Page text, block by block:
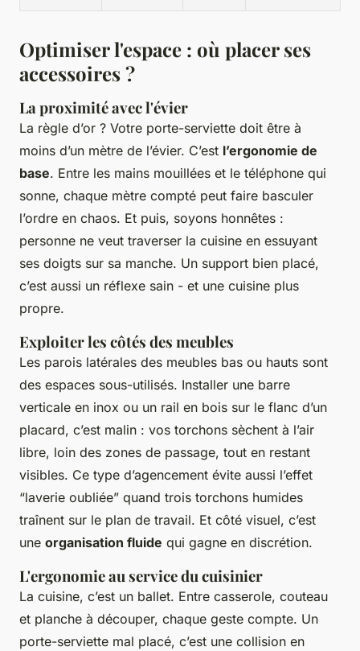
Optimiser l'espace : où placer ses
accessoires ?
La proximité avec l'évier
La règle d’or ? Votre porte-serviette doit être à
moins d’un mètre de l’évier. C’est l’ergonomie de
base. Entre les mains mouillées et le téléphone qui
sonne, chaque mètre compté peut faire basculer
l’ordre en chaos. Et puis, soyons honnêtes :
personne ne veut traverser la cuisine en essuyant
ses doigts sur sa manche. Un support bien placé,
c’est aussi un réflexe sain - et une cuisine plus
propre.
Exploiter les côtés des meubles
Les parois latérales des meubles bas ou hauts sont
des espaces sous-utilisés. Installer une barre
verticale en inox ou un rail en bois sur le flanc d’un
placard, c’est malin : vos torchons sèchent à l’air
libre, loin des zones de passage, tout en restant
visibles. Ce type d’agencement évite aussi l’effet
“laverie oubliée” quand trois torchons humides
traînent sur le plan de travail. Et côté visuel, c’est
une organisation fluide qui gagne en discrétion.
L'ergonomie au service du cuisinier
La cuisine, c’est un ballet. Entre casserole, couteau
et planche à découper, chaque geste compte. Un
porte-serviette mal placé, c’est une collision en